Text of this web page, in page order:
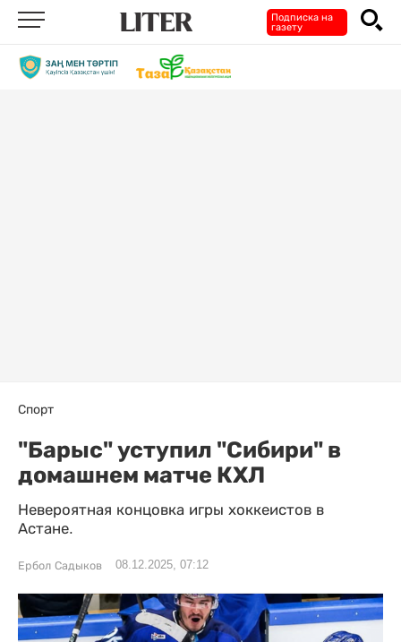
Подписка на
газету
Спорт
"Барыс" уступил "Сибири" в
домашнем матче КХЛ
Невероятная концовка игры хоккеистов в
Астане.
Ербол Садыков 08.12.2025, 07:12